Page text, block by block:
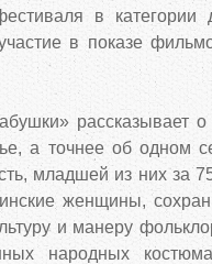
в категории
в показе
рассказывает
а точнее об одном
младшей из них за
женщины,
и манеру
народных